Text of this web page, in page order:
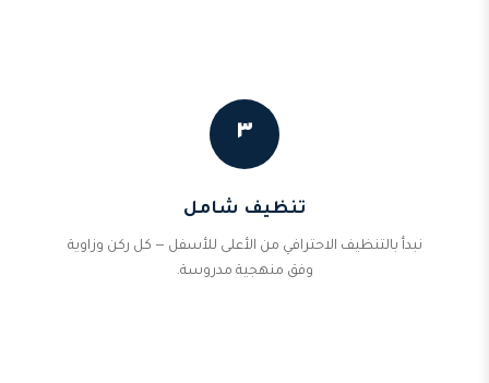
٣
تنظيف شامل
نبدأ بالتنظيف الاحترافي من الأعلى للأسفل — كل ركن وزاوية
وفق منهجية مدروسة.